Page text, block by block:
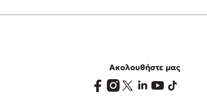
Ακολουθήστε μας